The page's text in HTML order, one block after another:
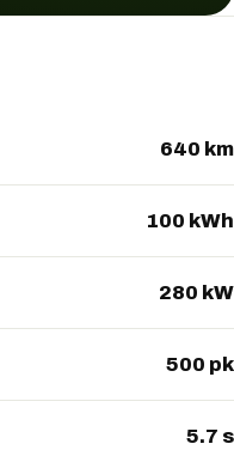
640 km
100 kWh
280 kW
500 pk
5.7 s